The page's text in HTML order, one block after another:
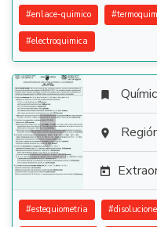
#enlace-quimico #
#electroquimica




#estequiometria #